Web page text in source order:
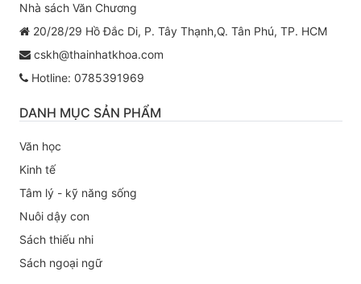
Nhà sách Văn Chương
20/28/29 Hồ Đắc Di, P. Tây Thạnh,Q. Tân Phú, TP. HCM
cskh@thainhatkhoa.com
Hotline: 0785391969
DANH MỤC SẢN PHẨM
Văn học
Kinh tế
Tâm lý - kỹ năng sống
Nuôi dậy con
Sách thiếu nhi
Sách ngoại ngữ